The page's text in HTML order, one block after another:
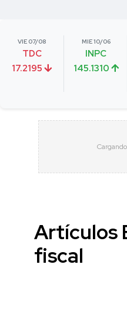
VIE 07/08
TDC
17.2195
MIE 10/06
INPC
145.1310
Artículos
fiscal